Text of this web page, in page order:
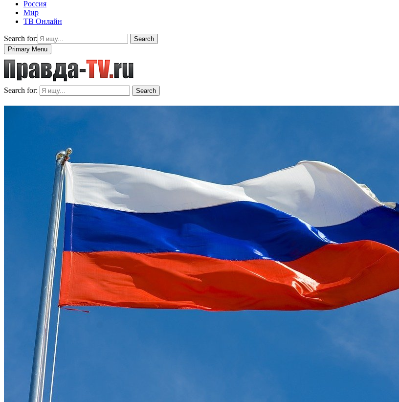
Россия
Мир
ТВ Онлайн
Search for:
Search
Primary Menu
Search for: Search